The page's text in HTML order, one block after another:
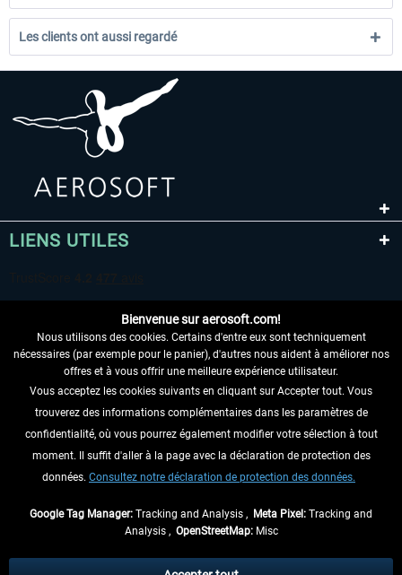
Les clients ont aussi regardé
LIENS UTILES
RENONCER AU CONTRAT ICI
INFORMATIONS
NE MANQUEZ PAS LES DERNIÈRES
échéant, frais de remboursement, si aucune description contraire.
Bienvenue sur aerosoft.com!
Nous utilisons des cookies. Certains d'entre eux sont techniquement
nécessaires (par exemple pour le panier), d'autres nous aident à améliorer nos
offres et à vous offrir une meilleure expérience utilisateur.
Vous acceptez les cookies suivants en cliquant sur Accepter tout. Vous
trouverez des informations complémentaires dans les paramètres de
confidentialité, où vous pourrez également modifier votre sélection à tout
moment. Il suffit d'aller à la page avec la déclaration de protection des
données. Consultez notre déclaration de protection des données.
Google Tag Manager: Tracking and Analysis , Meta Pixel: Tracking and
Analysis , OpenStreetMap:Misc